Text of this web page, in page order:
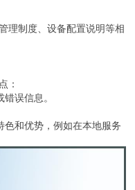
理制度、设备配置说明等相
：
误信息。
和优势，例如在本地服务